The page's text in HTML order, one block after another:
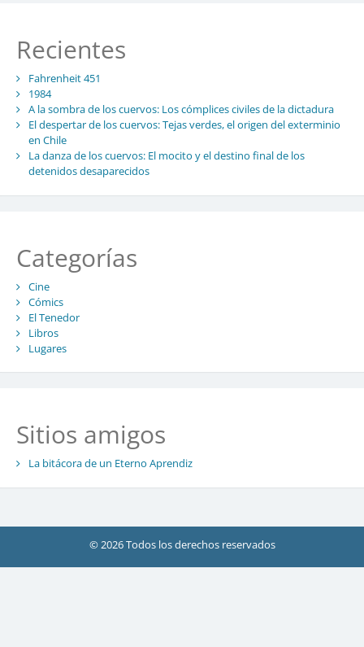
Recientes
Fahrenheit 451
1984
A la sombra de los cuervos: Los cómplices civiles de la dictadura
El despertar de los cuervos: Tejas verdes, el origen del exterminio
en Chile
La danza de los cuervos: El mocito y el destino final de los
detenidos desaparecidos
Categorías
Cine
Cómics
El Tenedor
Libros
Lugares
Sitios amigos
La bitácora de un Eterno Aprendiz
© 2026 Todos los derechos reservados